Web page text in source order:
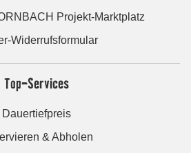
Projekt-Marktplatz
Widerrufsformular
Top-Services
Dauertiefpreis
& Abholen